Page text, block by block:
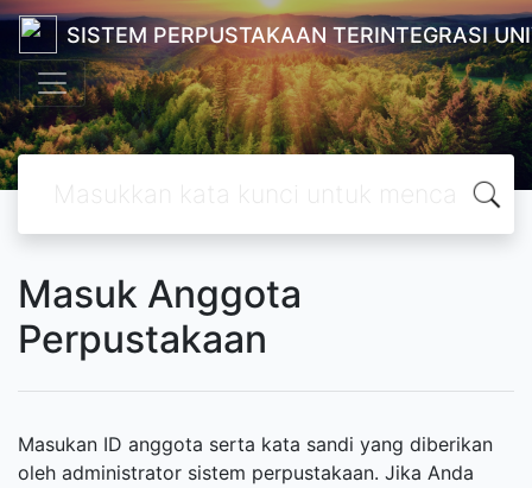
SISTEM PERPUSTAKAAN TERINTEGRASI
Masuk Anggota
Perpustakaan
Masukan ID anggota serta kata sandi yang diberikan
oleh administrator sistem perpustakaan. Jika Anda